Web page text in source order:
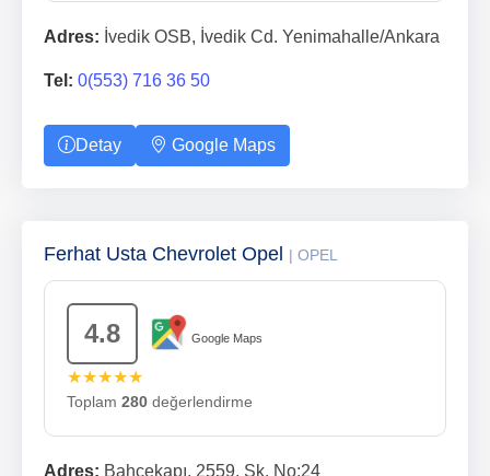
Adres: İvedik OSB, İvedik Cd. Yenimahalle/Ankara
Tel: 0(553) 716 36 50
Detay Google Maps
Ferhat Usta Chevrolet Opel | OPEL
4.8 Google Maps
★★★★★
Toplam 280 değerlendirme
Adres: Bahçekapı, 2559. Sk. No:24